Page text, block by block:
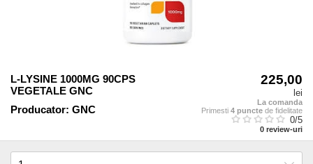
L-LYSINE 1000MG 90CPS
VEGETALE GNC
Producator: GNC
225,00
lei
La comanda
Primesti 4 puncte de fidelitate
0/5
0 review-uri